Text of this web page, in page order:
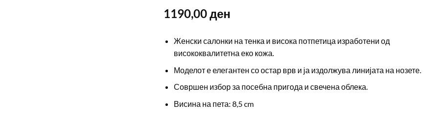
1190,00ден
Женски салонки на тенка и висока потпетица изработени од
висококвалитетна еко кожа.
Моделот е елегантен со остар врв и ја издолжува линијата на нозете.
Совршен избор за посебна пригода и свечена облека.
Висина на пета: 8,5 cm